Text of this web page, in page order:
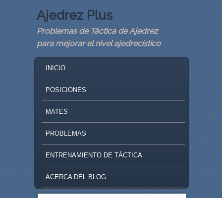
Ajedrez Plus
Problemas de Táctica de Ajedrez
para mejorar el nivel ajedrecístico
SKIP TO PRIMARY CONTENT
SKIP TO SECONDARY CONTENT
INICIO
POSICIONES
MATES
PROBLEMAS
ENTRENAMIENTO DE TÁCTICA
ACERCA DEL BLOG